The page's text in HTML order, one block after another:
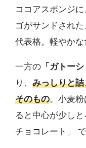
ココアスポンジ
ゴがサンドされ
代表格。軽やかな
一方の 「ガトーシ
り、 みっしりと
そのもの。小麦
ると中心が少し
チョコレート」 で